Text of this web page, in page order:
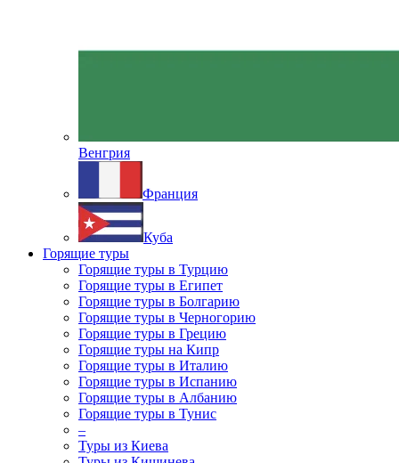
Венгрия
Франция
Куба
Горящие туры
Горящие туры в Турцию
Горящие туры в Египет
Горящие туры в Болгарию
Горящие туры в Черногорию
Горящие туры в Грецию
Горящие туры на Кипр
Горящие туры в Италию
Горящие туры в Испанию
Горящие туры в Албанию
Горящие туры в Тунис
–
Туры из Киева